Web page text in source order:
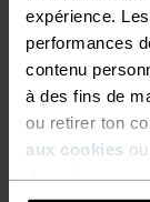
expérience.
performances
contenu
à des fins de
ou retirer ton
aux cookies
SOLDES BLACK